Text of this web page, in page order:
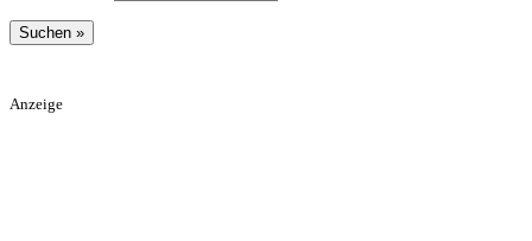
Anzeige